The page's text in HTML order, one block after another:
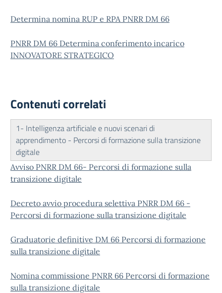
Determina nomina RUP e RPA PNRR DM 66
PNRR DM 66 Determina conferimento incarico
INNOVATORE STRATEGICO
Contenuti correlati
1- Intelligenza artificiale e nuovi scenari di
apprendimento - Percorsi di formazione sulla transizione
digitale
Avviso PNRR DM 66- Percorsi di formazione sulla
transizione digitale
Decreto avvio procedura selettiva PNRR DM 66 -
Percorsi di formazione sulla transizione digitale
Graduatorie definitive DM 66 Percorsi di formazione
sulla transizione digitale
Nomina commissione PNRR 66 Percorsi di formazione
sulla transizione digitale